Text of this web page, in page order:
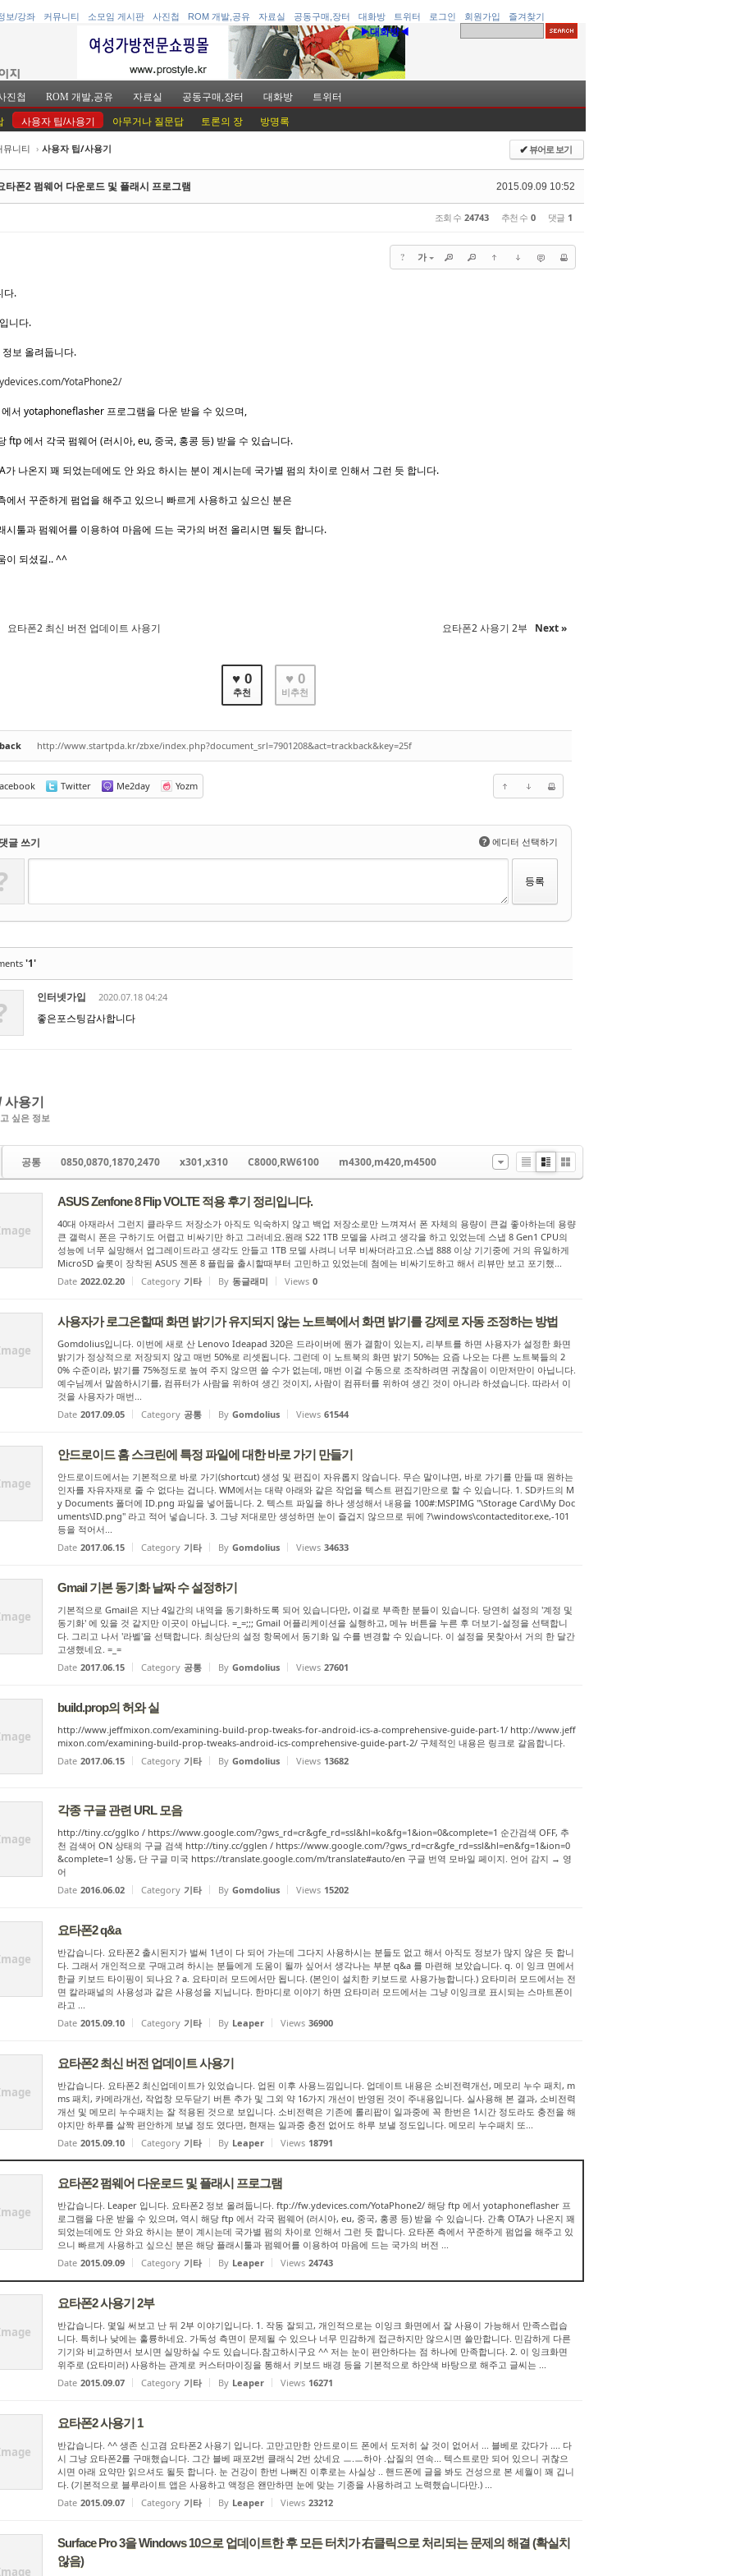
보/강좌 커뮤니티 소모임 게시판 사진첩 ROM 개발,공유 자료실 공동구매,장터 대화방 트위터 로그인 회원가입 즐겨찾기
▶대화방◀
진첩 ROM 개발,공유 자료실 공동구매,장터 대화방 트위터
사용자 팁/사용기 아무거나 질문답 토론의 장 방명록
뮤니티 › 사용자 팁/사용기 ✔뷰어로 보기
2015.09.09 10:52
타폰2 펌웨어 다운로드 및 플래시 프로그램
조회 수 24743 추천 수 0 댓글 1
? 가
다.
니다.
보 올려둡니다.
YotaPhone2/
서 yotaphoneflasher 프로그램을 다운 받을 수 있으며,
ftp 에서 각국 펌웨어 (러시아, eu, 중국, 홍콩 등) 받을 수 있습니다.
가 나온지 꽤 되었는데에도 안 와요 하시는 분이 계시는데 국가별 펌의 차이로 인해서 그런 듯 합니다.
에서 꾸준하게 펌업을 해주고 있으니 빠르게 사용하고 싶으신 분은
시툴과 펌웨어를 이용하여 마음에 드는 국가의 버전 올리시면 될듯 합니다.
이 되셨길.. ^^
요타폰2 최신 버전 업데이트 사용기 요타폰2 사용기 2부 Next »
♥ 0
추천
♥ 0
비추천
http://www.startpda.kr/zbxe/index.php?document_srl=7901208&act=trackback&key=25f
Twitter Me2day Yozm
댓글 쓰기 ? 에디터 선택하기
'1'
인터넷가입 2020.07.18 04:24
좋은포스팅감사합니다
사용기
싶은 정보
공통 0850,0870,1870,2470 x301,x310 C8000,RW6100
m4300,m420,m4500
Li
Zi
G
r
y
ASUS Zenfone 8 Flip VOLTE 적용 후기 정리입니다.
40대 아재라서 그런지 클라우드 저장소가 아직도 익숙하지 않고 백업 저장소로만 느껴져서 폰 자체의 용량이 큰걸 좋아하는데 용량
큰 갤럭시 폰은 구하기도 어렵고 비싸기만 하고 그러네요. ​ 원래 S22 1TB 모델을 사려고 생각을 하고 있었는데 스냅 8 Gen1 CPU의
성능에 너무 실망해서 업그레이드라고 생각도 안들고 1TB 모델 사려니 너무 비싸더라고요. ​ 스냅 888 이상 기기중에 거의 유일하게
MicroSD 슬롯이 장착된 ASUS 젠폰 8 플립을 출시할때부터 고민하고 있었는데 첨에는 비싸기도하고 해서 리뷰만 보고 포기했...
Date 2022.02.20 Category 기타 By 동글래미 Views 0
사용자가 로그온할때 화면 밝기가 유지되지 않는 노트북에서 화면 밝기를 강제로 자동 조정하는 방법
Gomdolius입니다. 이번에 새로 산 Lenovo Ideapad 320은 드라이버에 뭔가 결함이 있는지, 리부트를 하면 사용자가 설정한 화면
밝기가 정상적으로 저장되지 않고 매번 50%로 리셋됩니다. 그런데 이 노트북의 화면 밝기 50%는 요즘 나오는 다른 노트북들의 2
0% 수준이라, 밝기를 75%정도로 높여 주지 않으면 쓸 수가 없는데, 매번 이걸 수동으로 조작하려면 귀찮음이 이만저만이 아닙니다.
예수님께서 말씀하시기를, 컴퓨터가 사람을 위하여 생긴 것이지, 사람이 컴퓨터를 위하여 생긴 것이 아니라 하셨습니다. 따라서 이
것을 사용자가 매번...
Date 2017.09.05 Category 공통 By Gomdolius Views 61544
안드로이드 홈 스크린에 특정 파일에 대한 바로 가기 만들기
안드로이드에서는 기본적으로 바로 가기(shortcut) 생성 및 편집이 자유롭지 않습니다. 무슨 말이냐면, 바로 가기를 만들 때 원하는
인자를 자유자재로 줄 수 없다는 겁니다. WM에서는 대략 아래와 같은 작업을 텍스트 편집기만으로 할 수 있습니다. 1. SD카드의 M
y Documents 폴더에 ID.png 파일을 넣어둡니다. 2. 텍스트 파일을 하나 생성해서 내용을 100#:MSPIMG "\Storage Card\My Doc
uments\ID.png" 라고 적어 넣습니다. 3. 그냥 저대로만 생성하면 눈이 즐겁지 않으므로 뒤에 ?\windows\contacteditor.exe,-101
등을 적어서...
Date 2017.06.15 Category 기타 By Gomdolius Views 34633
Gmail 기본 동기화 날짜 수 설정하기
기본적으로 Gmail은 지난 4일간의 내역을 동기화하도록 되어 있습니다만, 이걸로 부족한 분들이 있습니다. 당연히 설정의 '계정 및
동기화' 에 있을 것 같지만 이곳이 아닙니다. =_=;;; Gmail 어플리케이션을 실행하고, 메뉴 버튼을 누른 후 더보기-설정을 선택합니
다. 그리고 나서 '라벨'을 선택합니다. 최상단의 설정 항목에서 동기화 일 수를 변경할 수 있습니다. 이 설정을 못찾아서 거의 한 달간
고생했네요. =_=
Date 2017.06.15 Category 공통 By Gomdolius Views 27601
build.prop의 허와 실
http://www.jeffmixon.com/examining-build-prop-tweaks-for-android-ics-a-comprehensive-guide-part-1/ http://www.jeff
mixon.com/examining-build-prop-tweaks-android-ics-comprehensive-guide-part-2/ 구체적인 내용은 링크로 갈음합니다.
Date 2017.06.15 Category 기타 By Gomdolius Views 13682
각종 구글 관련 URL 모음
http://tiny.cc/gglko / https://www.google.com/?gws_rd=cr&gfe_rd=ssl&hl=ko&fg=1&ion=0&complete=1 순간검색 OFF, 추
천 검색어 ON 상태의 구글 검색 http://tiny.cc/gglen / https://www.google.com/?gws_rd=cr&gfe_rd=ssl&hl=en&fg=1&ion=0
&complete=1 상동, 단 구글 미국 https://translate.google.com/m/translate#auto/en 구글 번역 모바일 페이지. 언어 감지 → 영
어
Date 2016.06.02 Category 기타 By Gomdolius Views 15202
요타폰2 q&a
반갑습니다. 요타폰2 출시된지가 벌써 1년이 다 되어 가는데 그다지 사용하시는 분들도 없고 해서 아직도 정보가 많지 않은 듯 합니
다. 그래서 개인적으로 구매고려 하시는 분들에게 도움이 될까 싶어서 생각나는 부분 q&a 를 마련해 보았습니다. q. 이 잉크 면에서
한글 키보드 타이핑이 되나요 ? a. 요타미러 모드에서만 됩니다. (본인이 설치한 키보드로 사용가능합니다.) 요타미러 모드에서는 전
면 칼라패널의 사용성과 같은 사용성을 지닙니다. 한마디로 이야기 하면 요타미러 모드에서는 그냥 이잉크로 표시되는 스마트폰이
라고 ...
Date 2015.09.10 Category 기타 By Leaper Views 36900
요타폰2 최신 버전 업데이트 사용기
반갑습니다. 요타폰2 최신업데이트가 있었습니다. 업된 이후 사용느낌입니다. 업데이트 내용은 소비전력개선, 메모리 누수 패치, m
ms 패치, 카메라개선, 작업창 모두닫기 버튼 추가 및 그외 약 16가지 개선이 반영된 것이 주내용입니다. 실사용해 본 결과, 소비전력
개선 및 메모리 누수패치는 잘 적용된 것으로 보입니다. 소비전력은 기존에 롤리팝이 일과중에 꼭 한번은 1시간 정도라도 충전을 해
야지만 하루를 살짝 편안하게 보낼 정도 였다면, 현재는 일과중 충전 없어도 하루 보낼 정도입니다. 메모리 누수패치 또...
Date 2015.09.10 Category 기타 By Leaper Views 18791
요타폰2 펌웨어 다운로드 및 플래시 프로그램
반갑습니다. Leaper 입니다. 요타폰2 정보 올려둡니다. ftp://fw.ydevices.com/YotaPhone2/ 해당 ftp 에서 yotaphoneflasher 프
로그램을 다운 받을 수 있으며, 역시 해당 ftp 에서 각국 펌웨어 (러시아, eu, 중국, 홍콩 등) 받을 수 있습니다. 간혹 OTA가 나온지 꽤
되었는데에도 안 와요 하시는 분이 계시는데 국가별 펌의 차이로 인해서 그런 듯 합니다. 요타폰 측에서 꾸준하게 펌업을 해주고 있
으니 빠르게 사용하고 싶으신 분은 해당 플래시툴과 펌웨어를 이용하여 마음에 드는 국가의 버전 ...
Date 2015.09.09 Category 기타 By Leaper Views 24743
요타폰2 사용기 2부
반갑습니다. 몇일 써보고 난 뒤 2부 이야기입니다. 1. 작동 잘되고, 개인적으로는 이잉크 화면에서 잘 사용이 가능해서 만족스럽습
니다. 특히나 낮에는 훌륭하네요. 가독성 측면이 문제될 수 있으나 너무 민감하게 접근하지만 않으시면 쓸만합니다. 민감하게 다른
기기와 비교하면서 보시면 실망하실 수도 있습니다.참고하시구요 ^^ 저는 눈이 편안하다는 점 하나에 만족합니다. 2. 이 잉크화면
위주로 (요타미러) 사용하는 관계로 커스터마이징을 통해서 키보드 배경 등을 기본적으로 하얀색 바탕으로 해주고 글씨는 ...
Date 2015.09.07 Category 기타 By Leaper Views 16271
요타폰2 사용기 1
반갑습니다. ^^ 생존 신고겸 요타폰2 사용기 입니다. 고만고만한 안드로이드 폰에서 도저히 살 것이 없어서 ... 블베로 갔다가 .... 다
시 그냥 요타폰2를 구매했습니다. 그간 블베 패포2번 클래식 2번 샀네요 ㅡ.ㅡ하아 .삽질의 연속... 텍스트로만 되어 있으니 귀찮으
시면 아래 요약만 읽으셔도 될듯 합니다. 눈 건강이 한번 나뻐진 이후로는 사실상 .. 핸드폰에 글을 봐도 건성으로 본 세월이 꽤 깁니
다. (기본적으로 블루라이트 앱은 사용하고 액정은 왠만하면 눈에 맞는 기종을 사용하려고 노력했습니다만.) ...
Date 2015.09.07 Category 기타 By Leaper Views 23212
Surface Pro 3을 Windows 10으로 업데이트한 후 모든 터치가 右클릭으로 처리되는 문제의 해결 (확실치
않음)
북5
5
북5
5